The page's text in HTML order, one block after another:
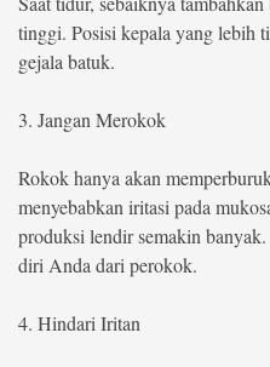
tinggi. Posisi kepala yang lebih
gejala batuk.
3. Jangan Merokok
Rokok hanya akan
menyebabkan iritasi pada
produksi lendir semakin
diri Anda dari perokok.
4. Hindari Iritan